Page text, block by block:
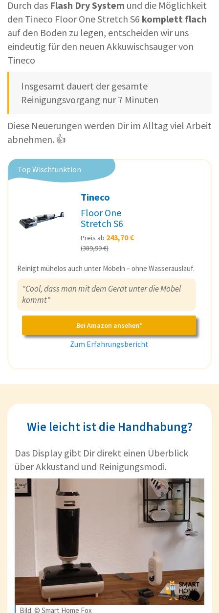
Durch das Flash Dry System und die Möglichkeit
den Tineco Floor One Stretch S6 komplett flach
auf den Boden zu legen, entscheiden wir uns
eindeutig für den neuen Akkuwischsauger von
Tineco
Insgesamt dauert der gesamte
Reinigungsvorgang nur 7 Minuten
Diese Neuerungen werden Dir im Alltag viel Arbeit
abnehmen. 👍
Top Wischfunktion
Tineco
Floor One
Stretch S6
Preis ab 243,70 €
(389,99 €)
Reinigt mühelos auch unter Möbeln – ohne Wasserauslauf.
"Cool, dass man mit dem Gerät unter die Möbel
kommt"
Bei Amazon ansehen*
Zum Erfahrungsbericht
Wie leicht ist die Handhabung?
Das Display gibt Dir direkt einen Überblick
über Akkustand und Reinigungsmodi.
Bild: © Smart Home Fox